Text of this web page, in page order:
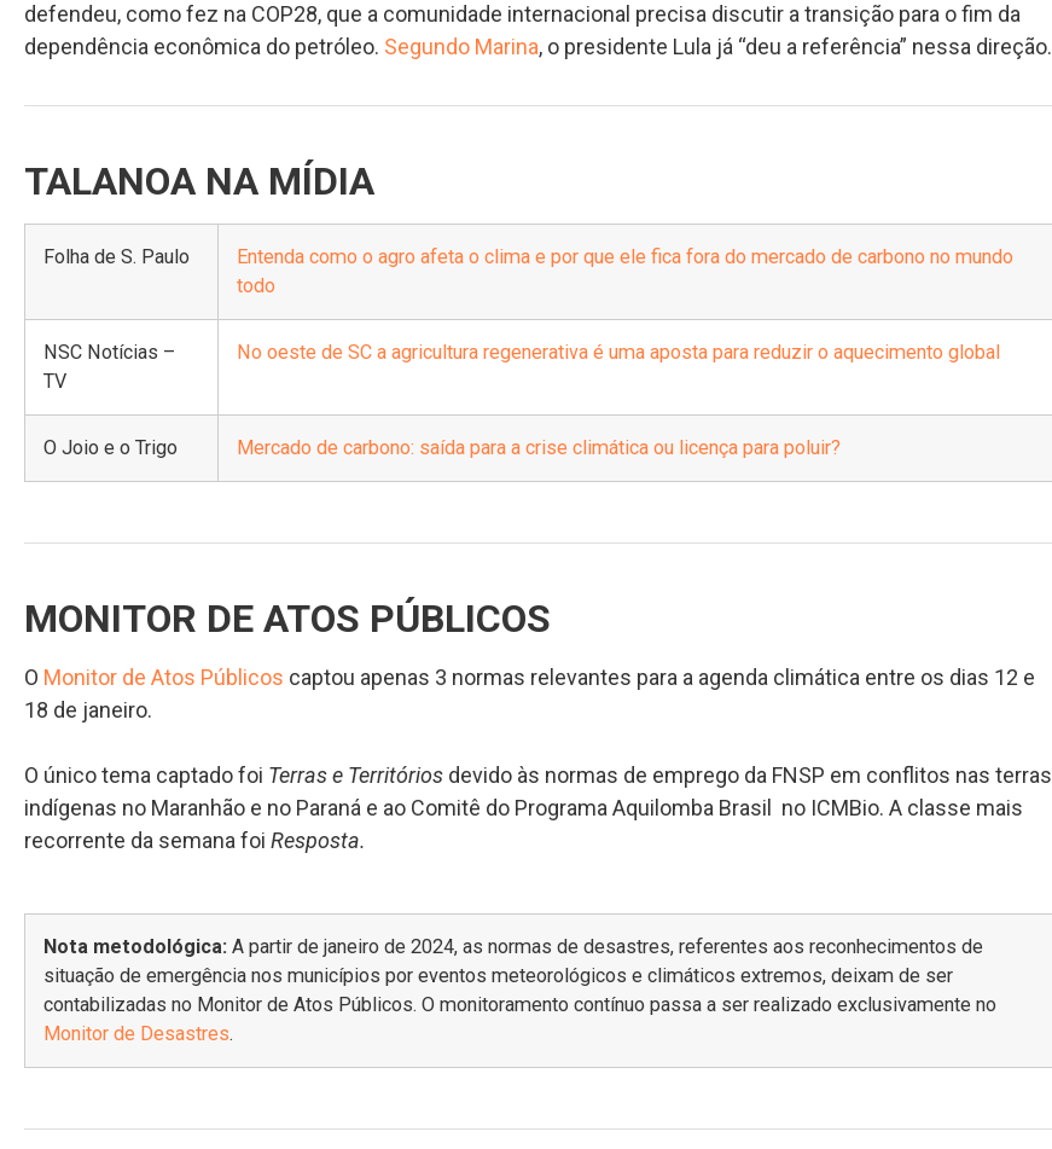
defendeu, como fez na COP28, que a comunidade internacional precisa discutir a transição para o fim da
dependência econômica do petróleo. Segundo Marina, o presidente Lula já “deu a referência” nessa direção.
TALANOA NA MÍDIA
Folha de S. Paulo
Entenda como o agro afeta o clima e por que ele fica fora do mercado de carbono no mundo
todo
NSC Notícias –
TV
No oeste de SC a agricultura regenerativa é uma aposta para reduzir o aquecimento global
O Joio e o Trigo Mercado de carbono: saída para a crise climática ou licença para poluir?
MONITOR DE ATOS PÚBLICOS
O Monitor de Atos Públicos captou apenas 3 normas relevantes para a agenda climática entre os dias 12 e
18 de janeiro.
O único tema captado foi Terras e Territórios devido às normas de emprego da FNSP em conflitos nas terras
indígenas no Maranhão e no Paraná e ao Comitê do Programa Aquilomba Brasil no ICMBio. A classe mais
recorrente da semana foi Resposta.
Nota metodológica: A partir de janeiro de 2024, as normas de desastres, referentes aos reconhecimentos de
situação de emergência nos municípios por eventos meteorológicos e climáticos extremos, deixam de ser
contabilizadas no Monitor de Atos Públicos. O monitoramento contínuo passa a ser realizado exclusivamente no
Monitor de Desastres.